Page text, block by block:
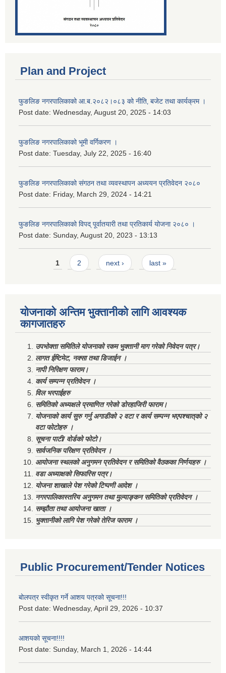
Plan and Project
फुङलिङ नगरपालिकाको आ.ब.२०८२।०८३ को नीति‚ बजेट तथा कार्यक्रम ।
Post date: Wednesday, August 20, 2025 - 14:03
फुङलिङ नगरपालिकाको भूमी वर्गिकरण ।
Post date: Tuesday, July 22, 2025 - 16:40
फुङलिङ नगरपालिकाको संगठन तथा व्यवस्थापन अध्ययन प्रतिवेदन २०८०
Post date: Friday, March 29, 2024 - 14:21
फुङलिङ नगरपालिकाको विपद् पूर्वातयारी तथा प्रतिकार्य योजना २०८० ।
Post date: Sunday, August 20, 2023 - 13:13
Pages1 2 next › last »
योजनाको अन्तिम भुक्तानीको लागि आवश्यक
कागजातहरु
उपभोक्ता समितिले योजनाको रकम भुक्तानी माग गरेको निवेदन पत्र।
लागत ईष्टिमेट, नक्सा तथा डिजाईन ।
नापी निरिक्षण फाराम।
कार्य सम्पन्न प्रतिवेदन ।
विल भरपाईहरु
समितिको अध्यक्षले प्रमाणित गरेको डोरहाजिरी फाराम।
योजनाको कार्य सुरु गर्नु अगाडीको २ वटा र कार्य सम्पन्न भएपश्चात्‌को २
वटा फोटोहरु ।
सूचना पाटी/ वोर्डको फोटो।
सार्वजनिक परिक्षण प्रतिवेदन ।
आयोजना स्थलको अनुगमन प्रतिवेदन र समितिको वैठकका निर्णयहरु ।
वडा अध्याक्षको सिफारिस पत्र।
योजना शाखाले पेश गरेको टिप्पणी आदेश ।
नगरपालिकास्तरिय अनुगमन तथा मुल्याङ्कन समितिको प्रतिवेदन ।
सम्झौता तथा आयोजना खाता ।
भुक्तानीको लागि पेश गरेको तेरिज फाराम ।
Public Procurement/Tender Notices
बोलपत्र स्वीकृत गर्ने आशय पत्रको सूचना!!!
Post date: Wednesday, April 29, 2026 - 10:37
आशयको सूचना!!!!
Post date: Sunday, March 1, 2026 - 14:44